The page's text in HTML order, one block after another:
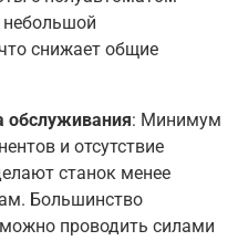
небольшой
снижает общие
обслуживания: Минимум
и отсутствие
станок менее
Большинство
проводить силами